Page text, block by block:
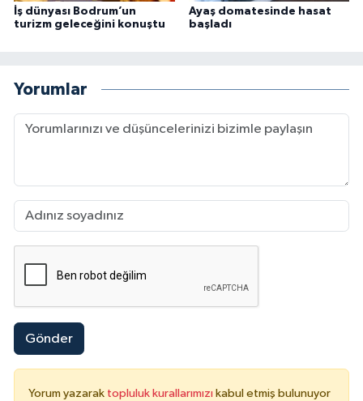
İş dünyası Bodrum’un
turizm geleceğini konuştu
Ayaş domatesinde hasat
başladı
Yorumlar
Gönder
Yorum yazarak topluluk kurallarımızı kabul etmiş bulunuyor